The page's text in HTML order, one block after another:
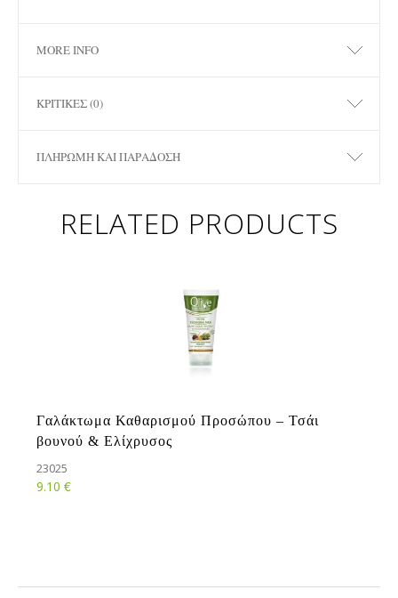
MORE INFO
ΚΡΙΤΙΚΈΣ (0)
ΠΛΗΡΩΜΉ ΚΑΙ ΠΑΡΆΔΟΣΗ
RELATED PRODUCTS
Γαλάκτωμα Καθαρισμού Προσώπου – Τσάι
βουνού & Ελίχρυσος
23025
9.10 €